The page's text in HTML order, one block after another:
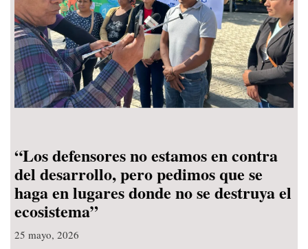
“Los defensores no estamos en contra
del desarrollo, pero pedimos que se
haga en lugares donde no se destruya el
ecosistema”
25 mayo, 2026